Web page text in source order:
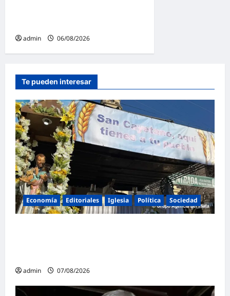
admin 06/08/2026
Te pueden interesar
Economía Editoriales Iglesia Política Sociedad
admin 07/08/2026